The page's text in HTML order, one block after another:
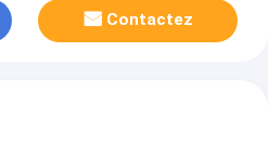
Contactez